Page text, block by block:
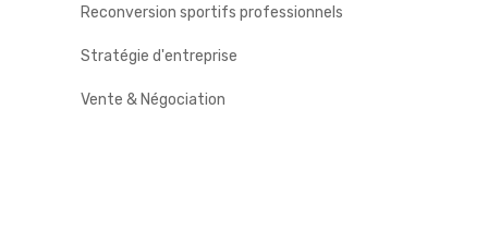
Reconversion sportifs professionnels
Stratégie d'entreprise
Vente & Négociation